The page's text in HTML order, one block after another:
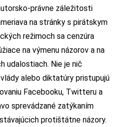
právne záležitosti
na stránky s pirátskym
režimoch sa cenzúra
na výmenu názorov a na
udalostiach. Nie je nič
alebo diktatúry pristupujú
Facebooku, Twitteru a
sprevádzané zatýkaním
protištátne názory.